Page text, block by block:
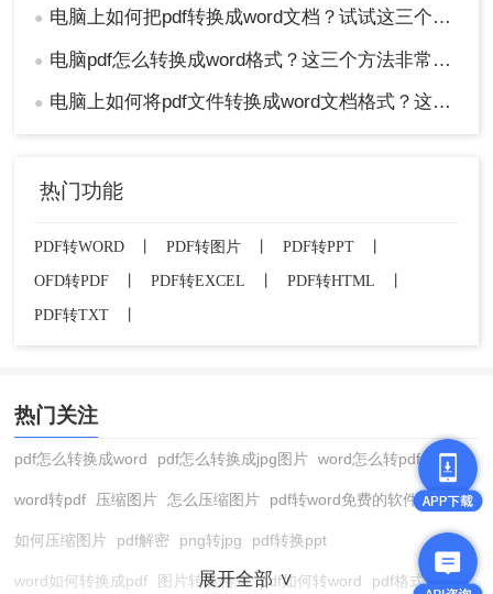
式，提高工作效率。
● 电脑上如何把pdf转换成word文档？试试这三个实用方法！
● 电脑pdf怎么转换成word格式？这三个方法非常实用！
● 电脑上如何将pdf文件转换成word文档格式？这三个方法转换效率很高！
热门功能
PDF转WORD PDF转图片 PDF转PPT
OFD转PDF
PDF转EXCEL PDF转HTML
PDF转TXT
热门关注
pdf怎么转换成word pdf怎么转换成jpg图片 word怎么转pdf
word转pdf 压缩图片 怎么压缩图片 pdf转word免费的软件
如何压缩图片 pdf解密 png转jpg pdf转换ppt
word如何转换成pdf 图片转换格式 pdf如何转word pdf格式转换
展开全部 ∨